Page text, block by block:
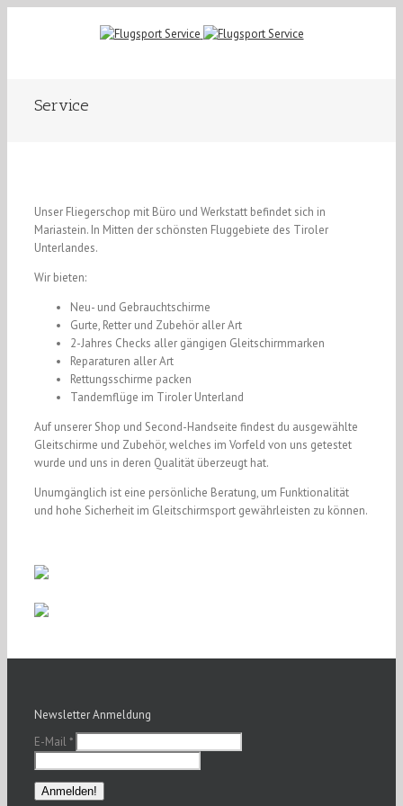
Service
Unser Fliegerschop mit Büro und Werkstatt befindet sich in
Mariastein. In Mitten der schönsten Fluggebiete des Tiroler
Unterlandes.
Wir bieten:
Neu- und Gebrauchtschirme
Gurte, Retter und Zubehör aller Art
2-Jahres Checks aller gängigen Gleitschirmmarken
Reparaturen aller Art
Rettungsschirme packen
Tandemflüge im Tiroler Unterland
Auf unserer Shop und Second-Handseite findest du ausgewählte
Gleitschirme und Zubehör, welches im Vorfeld von uns getestet
wurde und uns in deren Qualität überzeugt hat.
Unumgänglich ist eine persönliche Beratung, um Funktionalität
und hohe Sicherheit im Gleitschirmsport gewährleisten zu können.
Newsletter Anmeldung
E-Mail*